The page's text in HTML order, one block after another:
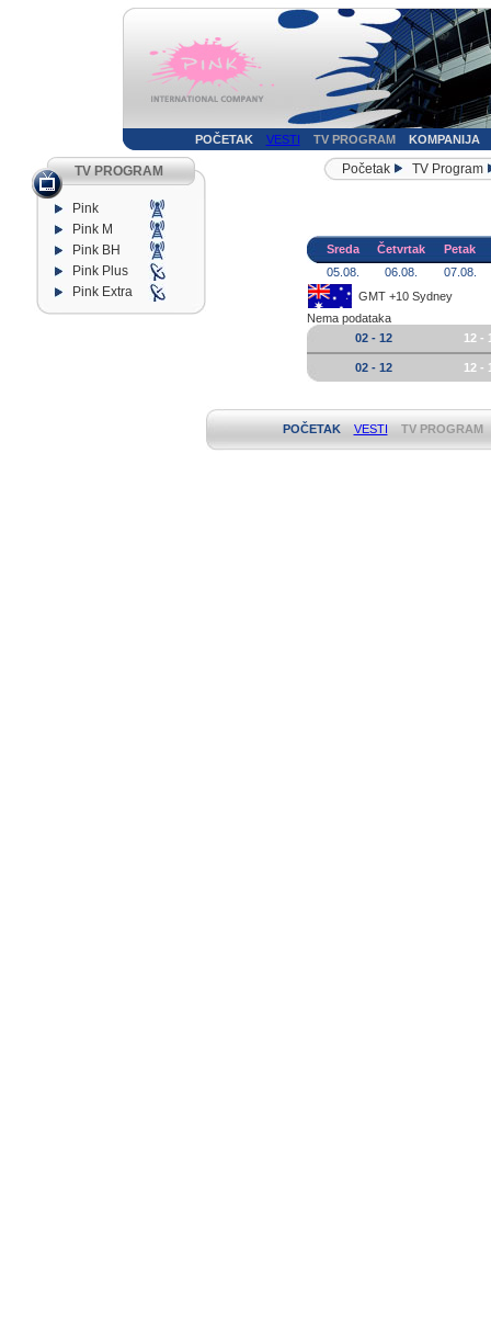
POČETAK VESTI TV PROGRAM KOMPANIJA
TV PROGRAM
Pink
Pink M
Pink BH
Pink Plus
Pink Extra
Početak TV Program
Sreda Četvrtak
Petak
05.08.
06.08.
07.08.
GMT +10 Sydney
Nema podataka
02 - 12
12 -
02 - 12 12 -
POČETAK VESTI TV PROGRAM